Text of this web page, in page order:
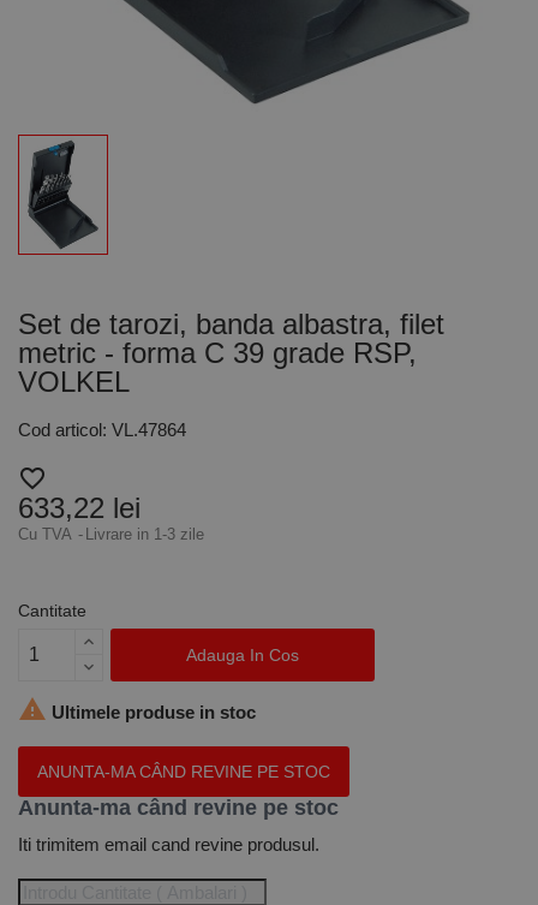
Set de tarozi, banda albastra, filet
metric - forma C 39 grade RSP,
VOLKEL
Cod articol: VL.47864
favorite_border
633,22 lei
Cu TVA Livrare in 1-3 zile
Cantitate
Adauga In Cos
 Ultimele produse in stoc
ANUNTA-MA CÂND REVINE PE STOC
Anunta-ma când revine pe stoc
Iti trimitem email cand revine produsul.